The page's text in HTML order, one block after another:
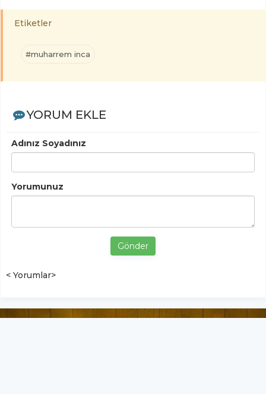
Etiketler
#muharrem inca
YORUM EKLE
Adınız Soyadınız
Yorumunuz
Gönder
< Yorumlar>